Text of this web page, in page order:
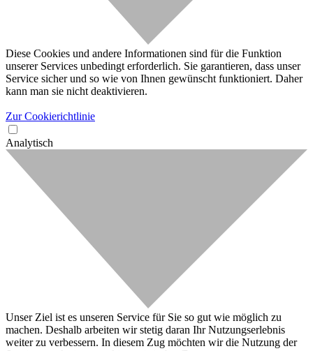
Diese Cookies und andere Informationen sind für die Funktion
unserer Services unbedingt erforderlich. Sie garantieren, dass unser
Service sicher und so wie von Ihnen gewünscht funktioniert. Daher
kann man sie nicht deaktivieren.
Zur Cookierichtlinie
Analytisch
Unser Ziel ist es unseren Service für Sie so gut wie möglich zu
machen. Deshalb arbeiten wir stetig daran Ihr Nutzungserlebnis
weiter zu verbessern. In diesem Zug möchten wir die Nutzung der